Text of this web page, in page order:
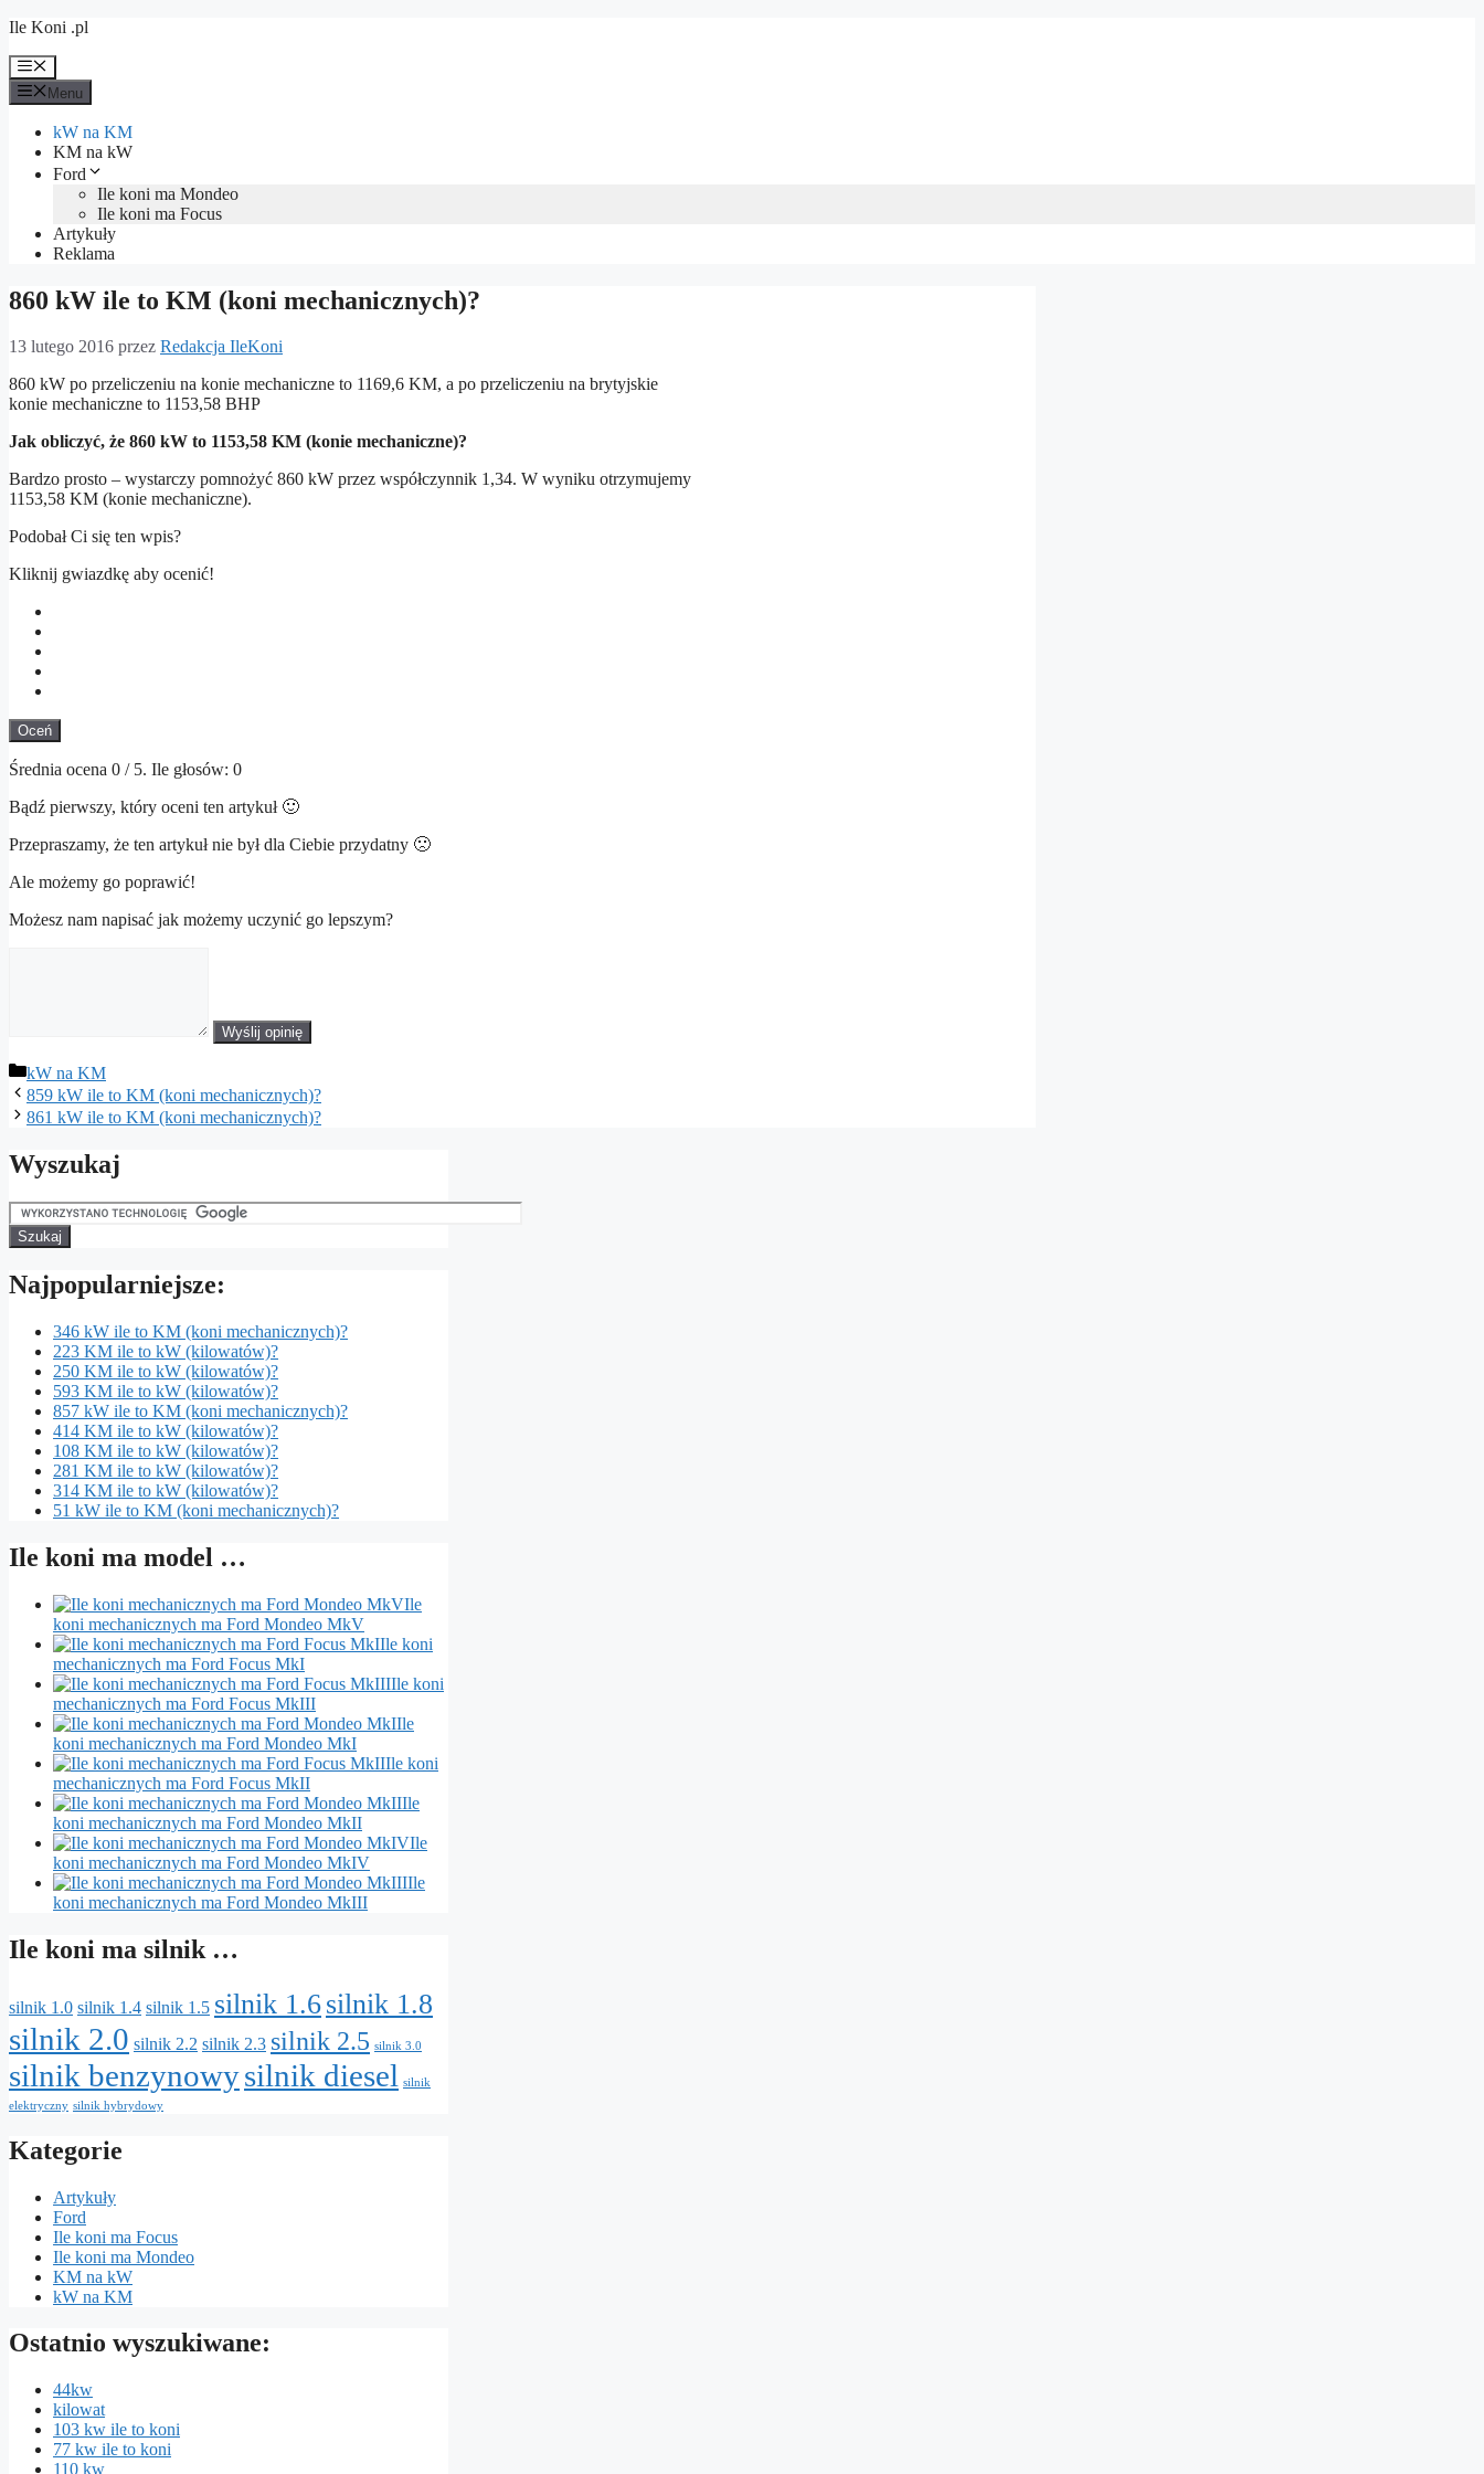
Przejdź
treści
Ile Koni .pl
Menu
Menu
kW na KM
KM na kW
Ford
Ile koni ma Mondeo
Ile koni ma Focus
Artykuły
Reklama
860 kW ile to KM (koni mechanicznych)?
13 lutego 2016 przez Redakcja IleKoni
860 kW po przeliczeniu na konie mechaniczne to 1169,6 KM, a po przeliczeniu na brytyjskie
konie mechaniczne to 1153,58 BHP
Jak obliczyć, że 860 kW to 1153,58 KM (konie mechaniczne)?
Bardzo prosto – wystarczy pomnożyć 860 kW przez współczynnik 1,34. W wyniku otrzymujemy
1153,58 KM (konie mechaniczne).
Podobał Ci się ten wpis?
Kliknij gwiazdkę aby ocenić!
Oceń
Średnia ocena 0 / 5. Ile głosów: 0
Bądź pierwszy, który oceni ten artykuł 🙂
Przepraszamy, że ten artykuł nie był dla Ciebie przydatny 🙁
Ale możemy go poprawić!
Możesz nam napisać jak możemy uczynić go lepszym?
Wyślij opinię
Kategorie
kW na KM
859 kW ile to KM (koni mechanicznych)?
861 kW ile to KM (koni mechanicznych)?
Wyszukaj
Najpopularniejsze:
346 kW ile to KM (koni mechanicznych)?
223 KM ile to kW (kilowatów)?
250 KM ile to kW (kilowatów)?
593 KM ile to kW (kilowatów)?
857 kW ile to KM (koni mechanicznych)?
414 KM ile to kW (kilowatów)?
108 KM ile to kW (kilowatów)?
281 KM ile to kW (kilowatów)?
314 KM ile to kW (kilowatów)?
51 kW ile to KM (koni mechanicznych)?
Ile koni ma model …
Ile
koni mechanicznych ma Ford Mondeo MkV
Ile koni
mechanicznych ma Ford Focus MkI
Ile koni
mechanicznych ma Ford Focus MkIII
Ile
koni mechanicznych ma Ford Mondeo MkI
Ile koni
mechanicznych ma Ford Focus MkII
Ile
koni mechanicznych ma Ford Mondeo MkII
Ile
koni mechanicznych ma Ford Mondeo MkIV
Ile
koni mechanicznych ma Ford Mondeo MkIII
Ile koni ma silnik …
silnik 1.0 silnik 1.4 silnik 1.5 silnik 1.6silnik 1.8
silnik 2.0 silnik 2.2 silnik 2.3 silnik 2.5 silnik 3.0
silnik benzynowysilnik diesel silnik
elektryczny silnik hybrydowy
Kategorie
Artykuły
Ford
Ile koni ma Focus
Ile koni ma Mondeo
KM na kW
kW na KM
Ostatnio wyszukiwane:
44kw
kilowat
103 kw ile to koni
77 kw ile to koni
110 kw